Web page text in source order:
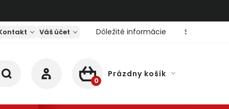
Váš účet Dôležité informácie Servis
NÁKUPNÝ KOŠÍK
Prázdny košík